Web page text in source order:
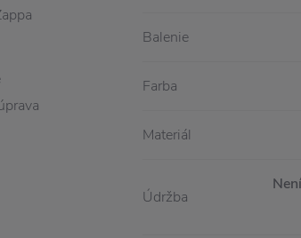
Balenie
Farba
Materiál
Údržba